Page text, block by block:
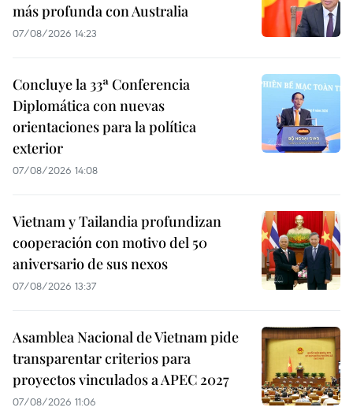
más profunda con Australia
07/08/2026 14:23
Concluye la 33ª Conferencia
Diplomática con nuevas
orientaciones para la política
exterior
07/08/2026 14:08
Vietnam y Tailandia profundizan
cooperación con motivo del 50
aniversario de sus nexos
07/08/2026 13:37
Asamblea Nacional de Vietnam pide
transparentar criterios para
proyectos vinculados a APEC 2027
07/08/2026 11:06